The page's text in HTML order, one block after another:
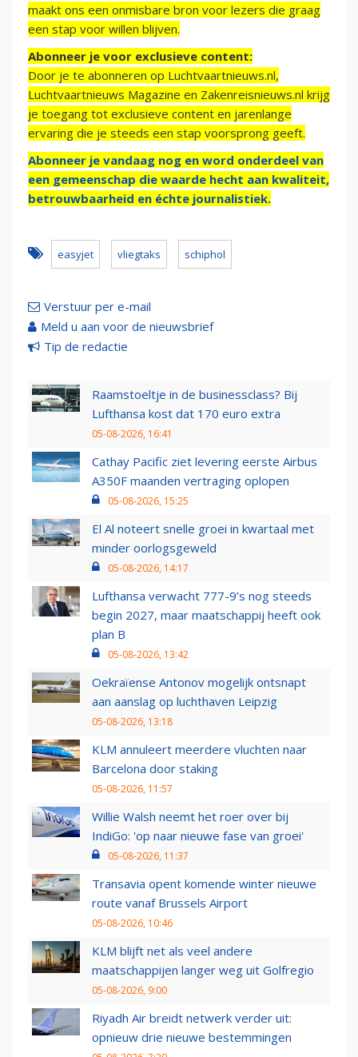
maakt ons een onmisbare bron voor lezers die graag
een stap voor willen blijven.
Abonneer je voor exclusieve content:
Door je te abonneren op Luchtvaartnieuws.nl,
Luchtvaartnieuws Magazine en Zakenreisnieuws.nl krijg
je toegang tot exclusieve content en jarenlange
ervaring die je steeds een stap voorsprong geeft.
Abonneer je vandaag nog en word onderdeel van
een gemeenschap die waarde hecht aan kwaliteit,
betrouwbaarheid en échte journalistiek.
easyjet vliegtaks schiphol
Verstuur per e-mail
Meld u aan voor de nieuwsbrief
Tip de redactie
Raamstoeltje in de businessclass? Bij
Lufthansa kost dat 170 euro extra
05-08-2026, 16:41
Cathay Pacific ziet levering eerste Airbus
A350F maanden vertraging oplopen
05-08-2026, 15:25
El Al noteert snelle groei in kwartaal met
minder oorlogsgeweld
05-08-2026, 14:17
Lufthansa verwacht 777-9’s nog steeds
begin 2027, maar maatschappij heeft ook
plan B
05-08-2026, 13:42
Oekraïense Antonov mogelijk ontsnapt
aan aanslag op luchthaven Leipzig
05-08-2026, 13:18
KLM annuleert meerdere vluchten naar
Barcelona door staking
05-08-2026, 11:57
Willie Walsh neemt het roer over bij
IndiGo: 'op naar nieuwe fase van groei'
05-08-2026, 11:37
Transavia opent komende winter nieuwe
route vanaf Brussels Airport
05-08-2026, 10:46
KLM blijft net als veel andere
maatschappijen langer weg uit Golfregio
05-08-2026, 9:00
Riyadh Air breidt netwerk verder uit:
opnieuw drie nieuwe bestemmingen